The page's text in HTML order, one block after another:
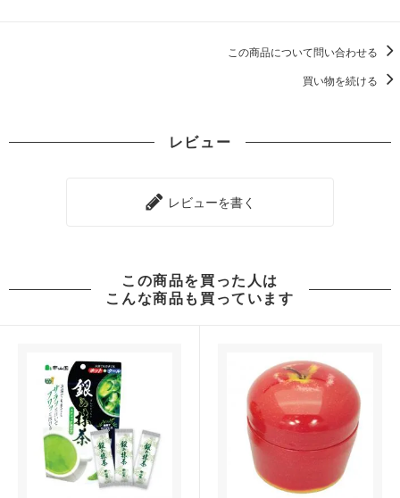
この商品について問い合わせる
買い物を続ける
レビュー
レビューを書く
この商品を買った人は
こんな商品も買っています